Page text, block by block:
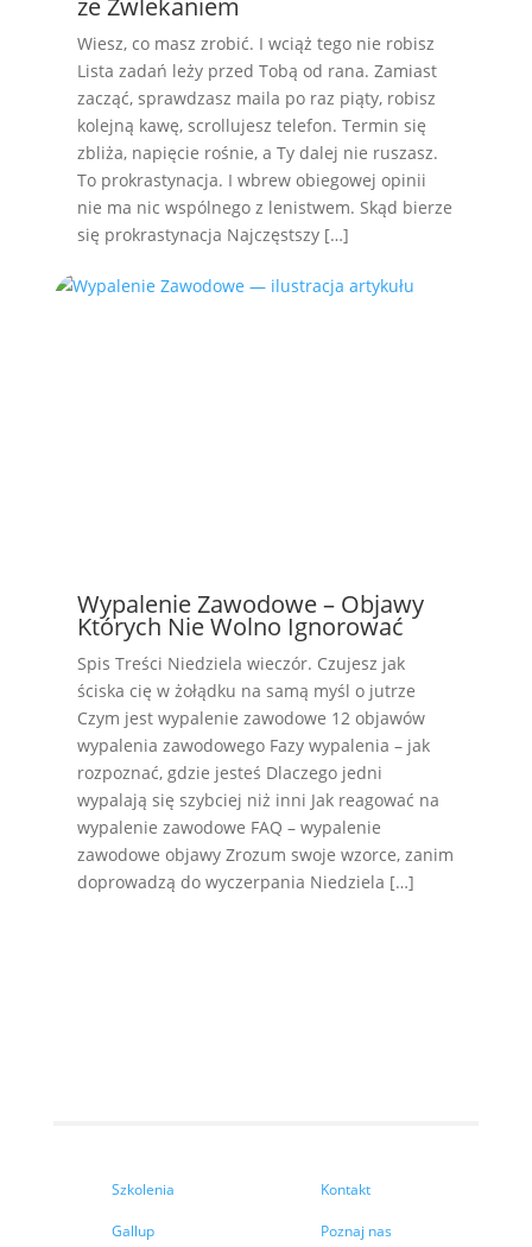
Wiesz, co masz zrobić. I wciąż tego nie robisz
Lista zadań leży przed Tobą od rana. Zamiast
zacząć, sprawdzasz maila po raz piąty, robisz
kolejną kawę, scrollujesz telefon. Termin się
zbliża, napięcie rośnie, a Ty dalej nie ruszasz.
To prokrastynacja. I wbrew obiegowej opinii
nie ma nic wspólnego z lenistwem. Skąd bierze
się prokrastynacja Najczęstszy […]
Wypalenie Zawodowe – Objawy
Których Nie Wolno Ignorować
Spis Treści Niedziela wieczór. Czujesz jak
ściska cię w żołądku na samą myśl o jutrze
Czym jest wypalenie zawodowe 12 objawów
wypalenia zawodowego Fazy wypalenia – jak
rozpoznać, gdzie jesteś Dlaczego jedni
wypalają się szybciej niż inni Jak reagować na
wypalenie zawodowe FAQ – wypalenie
zawodowe objawy Zrozum swoje wzorce, zanim
doprowadzą do wyczerpania Niedziela […]
Szkolenia
Gallup
Kontakt
Poznaj nas